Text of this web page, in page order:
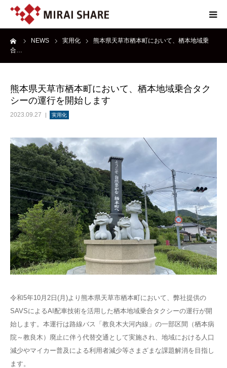
NEWS 実用化
熊本県天草市栖本町において、栖本地域乗
合…
熊本県天草市栖本町において、栖本地域乗合タク
シーの運行を開始します
2023.09.27 実用化
令和5年10月2日(月)より熊本県天草市栖本町において、弊社提供の
SAVSによるAI配車技術を活用した栖本地域乗合タクシーの運行が開
始します。本運行は路線バス「教良木大河内線」の一部区間（栖本病
院～教良木）廃止に伴う代替交通として実施され、地域における人口
減少やマイカー普及による利用者減少等さまざまな課題解消を目指し
ます。
NEWS
SERVICE
ABOUT